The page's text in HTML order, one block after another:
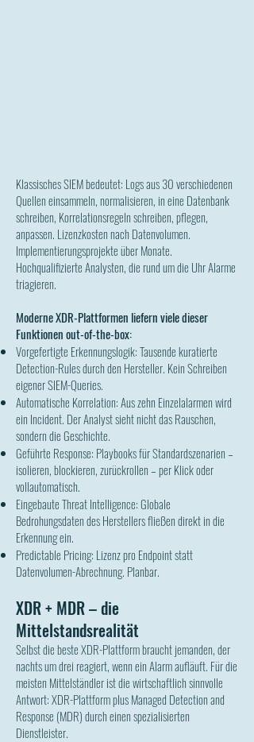
Klassisches SIEM bedeutet: Logs aus 30 verschiedenen
Quellen einsammeln, normalisieren, in eine Datenbank
schreiben, Korrelationsregeln schreiben, pflegen,
anpassen. Lizenzkosten nach Datenvolumen.
Implementierungsprojekte über Monate.
Hochqualifizierte Analysten, die rund um die Uhr Alarme
triagieren.
Moderne XDR-Plattformen liefern viele dieser
Funktionen out-of-the-box:
Vorgefertigte Erkennungslogik: Tausende kuratierte
Detection-Rules durch den Hersteller. Kein Schreiben
eigener SIEM-Queries.
Automatische Korrelation: Aus zehn Einzelalarmen wird
ein Incident. Der Analyst sieht nicht das Rauschen,
sondern die Geschichte.
Geführte Response: Playbooks für Standardszenarien –
isolieren, blockieren, zurückrollen – per Klick oder
vollautomatisch.
Eingebaute Threat Intelligence: Globale
Bedrohungsdaten des Herstellers fließen direkt in die
Erkennung ein.
Predictable Pricing: Lizenz pro Endpoint statt
Datenvolumen-Abrechnung. Planbar.
XDR + MDR – die
Mittelstandsrealität
Selbst die beste XDR-Plattform braucht jemanden, der
nachts um drei reagiert, wenn ein Alarm aufläuft. Für die
meisten Mittelständler ist die wirtschaftlich sinnvolle
Antwort: XDR-Plattform plus Managed Detection and
Response (MDR) durch einen spezialisierten
Dienstleister.